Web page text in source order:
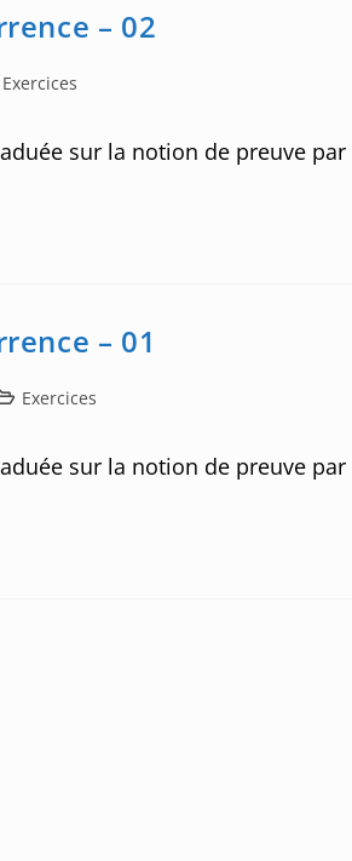
– 02
Exercices
sur la notion de preuve par
– 01
Exercices
sur la notion de preuve par